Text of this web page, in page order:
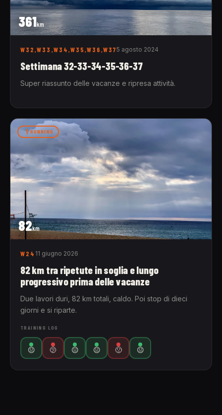
361km
W32,W33,W34,W35,W36,W375 agosto 2024
Settimana 32-33-34-35-36-37
Super riassunto delle vacanze e ripresa attività.
82km
RUNNING
W24 11 giugno 2026
82 km tra ripetute in soglia e lungo
progressivo prima delle vacanze
Due lavori duri, 82 km totali, caldo. Poi stop di dieci
giorni e si riparte.
TRAINING LOG
😐 🫤 😐 😐 🙁 😐